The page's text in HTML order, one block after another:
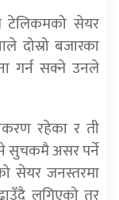
टेलिकमको सेयर
दोस्रो बजारका
गर्न सक्ने उनले
रहेका र ती
सुचकमै असर पर्ने
सेयर जनस्तरमा